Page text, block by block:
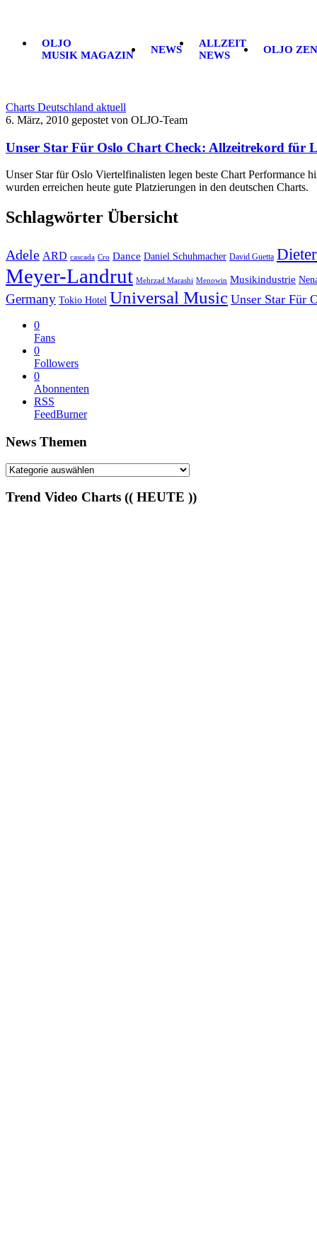
OLJO
MUSIK MAGAZIN
NEWS
ALLZEIT
NEWS
OLJO
Charts Deutschland aktuell
6. März, 2010 gepostet von OLJO-Team
Unser Star Für Oslo Chart Check: Allzeitrekord für
Unser Star für Oslo Viertelfinalisten legen beste Chart
wurden erreichen heute gute Platzierungen in den deutschen Charts.
Schlagwörter Übersicht
Adele ARD cascada Cro Dance Daniel Schuhmacher David Guetta
Meyer-Landrut Mehrzad Marashi Menowin Musikindustrie
Germany Tokio Hotel Universal Music Unser Star Für
0
Fans
0
Followers
0
Abonnenten
RSS
FeedBurner
News Themen
News
Trend Video Charts (( HEUTE ))